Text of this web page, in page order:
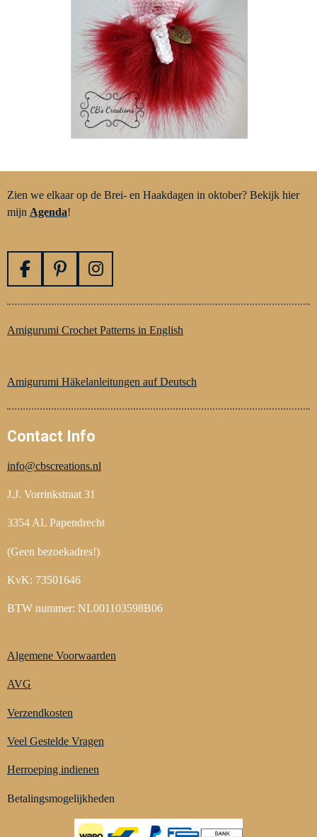
Zien we elkaar op de Brei- en Haakdagen in oktober? Bekijk hier
mijn Agenda!
F
c
e
o
P
n
t
e
t
I
s
t
r
m
Amigurumi Crochet Patterns in English
Amigurumi Häkelanleitungen auf Deutsch
Contact Info
info@cbscreations.nl
J.J. Vorrinkstraat 31
3354 AL Papendrecht
(Geen bezoekadres!)
KvK: 73501646
BTW nummer: NL001103598B06
Algemene Voorwaarden
AVG
Verzendkosten
Veel Gestelde Vragen
Herroeping indienen
Betalingsmogelijkheden